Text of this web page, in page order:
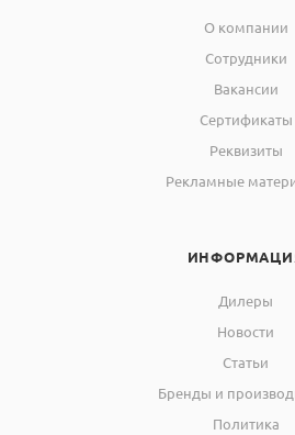
О компании
Сотрудники
Вакансии
Сертификаты
Реквизиты
Рекламные
Дилеры
Новости
Статьи
Бренды и
Политика